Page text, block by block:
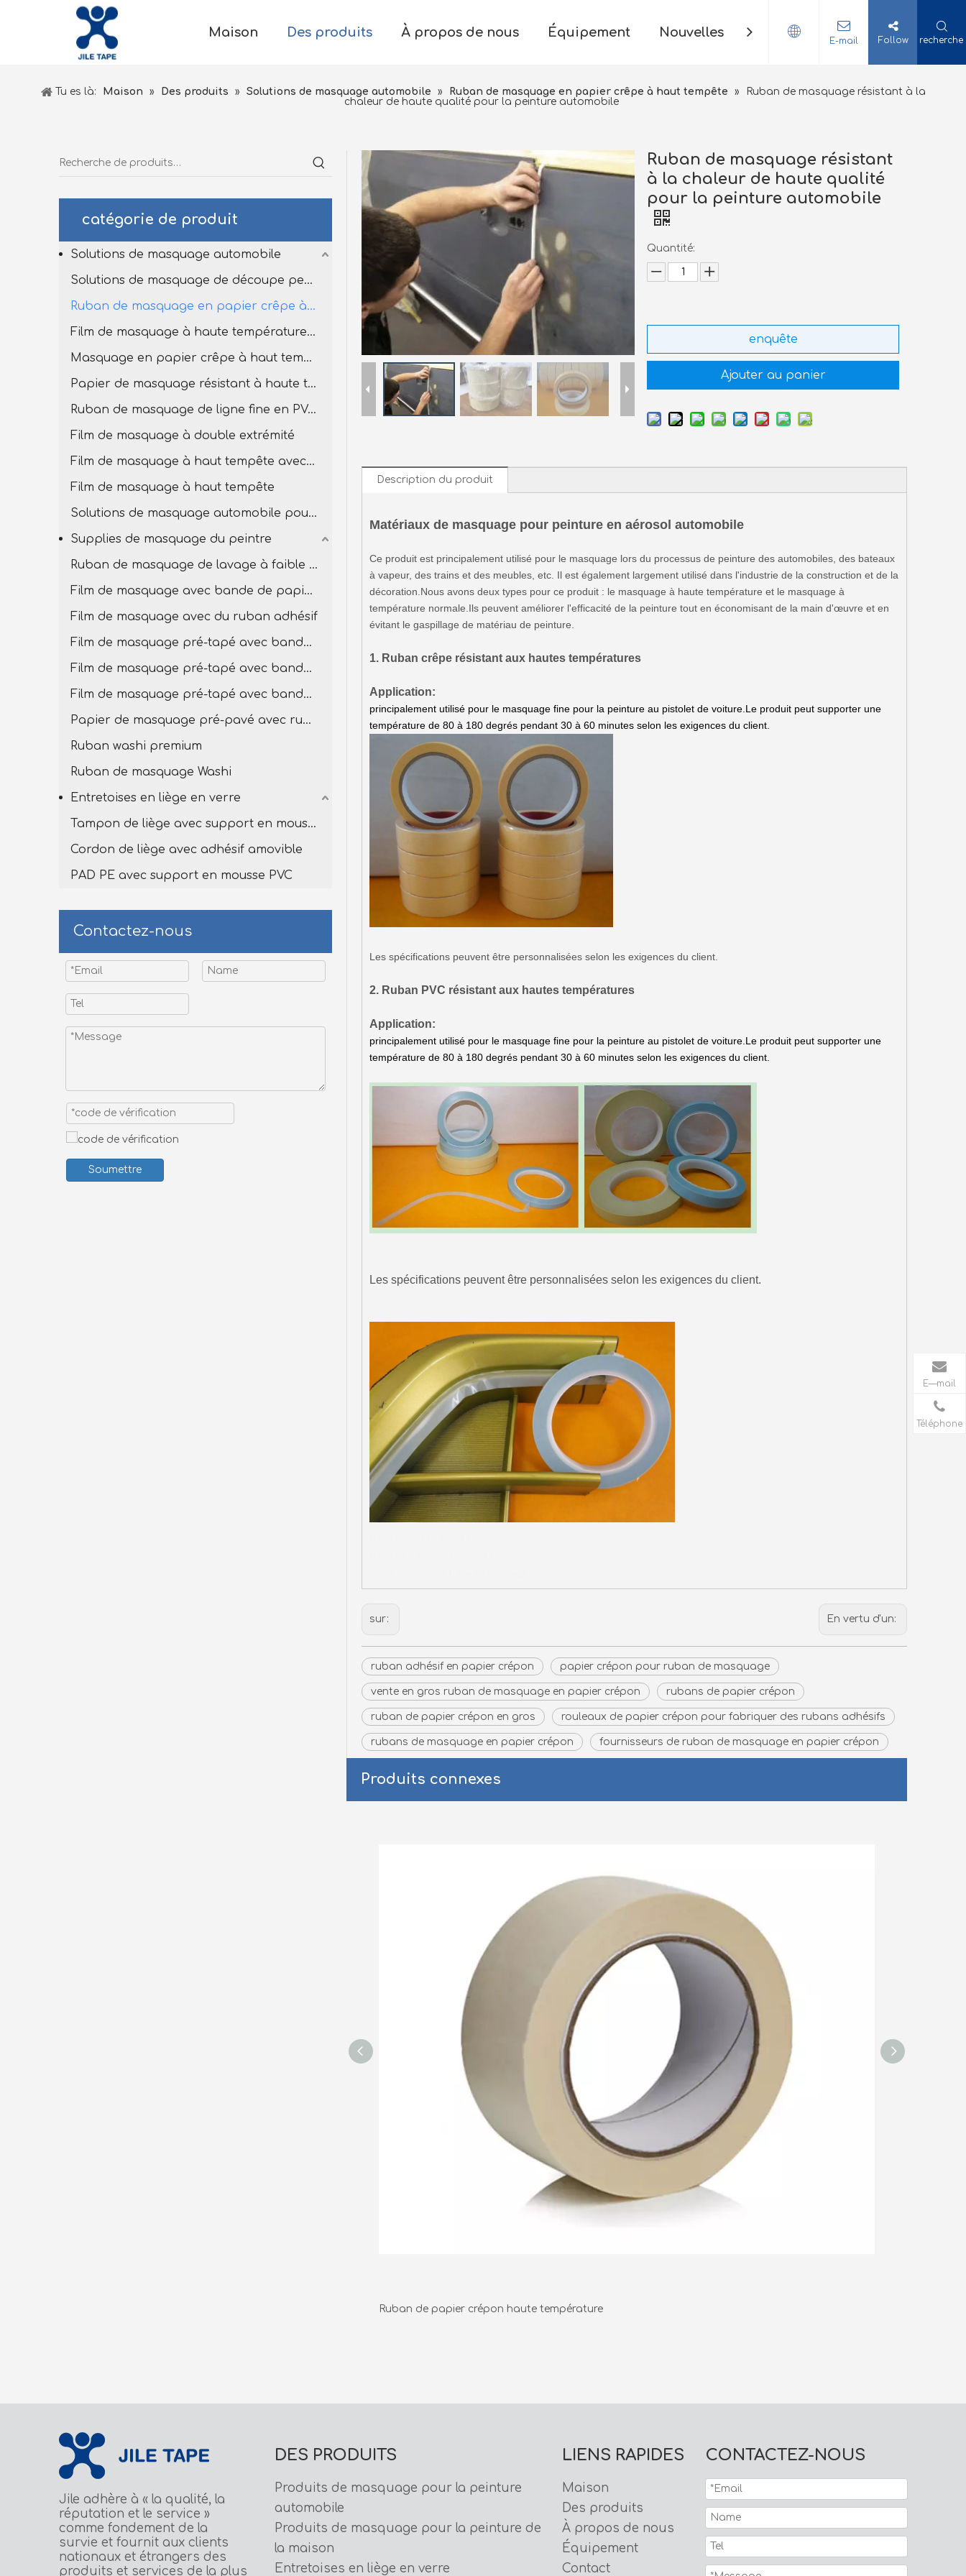
Maison Des produits À propos de nous Équipement Nouvelles Contact
E-mail Follow recherche
Tu es là: Maison » Des produits » Solutions de masquage automobile » Ruban de masquage en papier crêpe à haut tempête »
Ruban de masquage résistant à la
chaleur de haute qualité pour la peinture automobile
catégorie de produit
Solutions de masquage automobile
Solutions de masquage de découpe personnalisées
Ruban de masquage en papier crêpe à haut tempête
Film de masquage à haute température pour la peinture
Masquage en papier crêpe à haut tempête
Papier de masquage résistant à haute température
Ruban de masquage de ligne fine en PVC à température élevée
Film de masquage à double extrémité
Film de masquage à haut tempête avec bande PVC
Film de masquage à haut tempête
Solutions de masquage automobile pour la carrosserie
Supplies de masquage du peintre
Ruban de masquage de lavage à faible teneur
Film de masquage avec bande de papier en crêpe
Film de masquage avec du ruban adhésif
Film de masquage pré-tapé avec bande basse
Film de masquage pré-tapé avec bande de lavage premium
Film de masquage pré-tapé avec bande Washi
Papier de masquage pré-pavé avec ruban de lavage
Ruban washi premium
Ruban de masquage Washi
Entretoises en liège en verre
Tampon de liège avec support en mousse en PVC
Cordon de liège avec adhésif amovible
PAD PE avec support en mousse PVC
Contactez-nous
Soumettre
Ruban de masquage résistant
à la chaleur de haute qualité
pour la peinture automobile
Quantité:
enquête
Ajouter au panier
Description du produit
Matériaux de masquage pour peinture en aérosol automobile
Ce produit est principalement utilisé pour le masquage lors du processus de peinture des automobiles, des bateaux
à vapeur, des trains et des meubles, etc. Il est également largement utilisé dans l'industrie de la construction et de la
décoration.Nous avons deux types pour ce produit : le masquage à haute température et le masquage à
température normale.Ils peuvent améliorer l'efficacité de la peinture tout en économisant de la main d'œuvre et en
évitant le gaspillage de matériau de peinture.
1. Ruban crêpe résistant aux hautes températures
Application:
principalement utilisé pour le masquage fine pour la peinture au pistolet de voiture.Le produit peut supporter une
température de 80 à 180 degrés pendant 30 à 60 minutes selon les exigences du client.
Les spécifications peuvent être personnalisées selon les exigences du client.
2. Ruban PVC résistant aux hautes températures
Application:
principalement utilisé pour le masquage fine pour la peinture au pistolet de voiture.Le produit peut supporter une
température de 80 à 180 degrés pendant 30 à 60 minutes selon les exigences du client.
Les spécifications peuvent être personnalisées selon les exigences du client.
sur: En vertu d'un:
ruban adhésif en papier crépon papier crépon pour ruban de masquage
vente en gros ruban de masquage en papier crépon rubans de papier crépon
ruban de papier crépon en gros rouleaux de papier crépon pour fabriquer des rubans adhésifs
rubans de masquage en papier crépon fournisseurs de ruban de masquage en papier crépon
Produits connexes
Ruban de papier crépon haute température
E—mail
Téléphone
Jile adhère à « la qualité, la
réputation et le service »
comme fondement de la
survie et fournit aux clients
nationaux et étrangers des
produits et services de la plus
DES PRODUITS
Produits de masquage pour la peinture
automobile
Produits de masquage pour la peinture de
la maison
Entretoises en liège en verre
LIENS RAPIDES
Maison
Des produits
À propos de nous
Équipement
Contact
CONTACTEZ-NOUS